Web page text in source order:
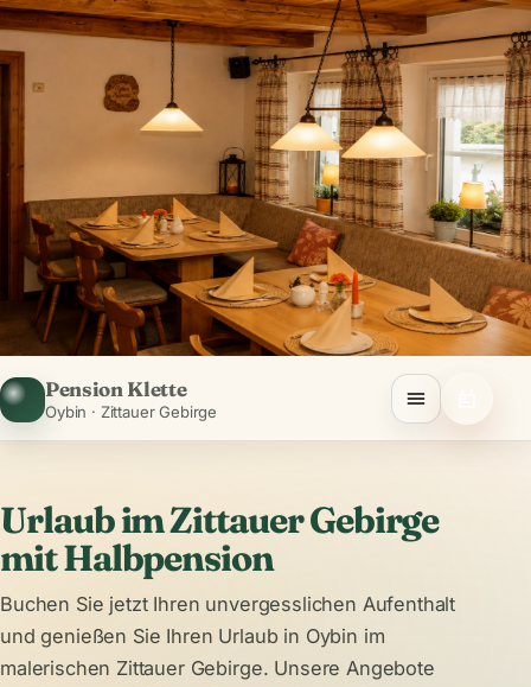
Pension Klette
Oybin · Zittauer Gebirge
Urlaub im Zittauer Gebirge
mit Halbpension
Buchen Sie jetzt Ihren unvergesslichen Aufenthalt
und genießen Sie Ihren Urlaub in Oybin im
malerischen Zittauer Gebirge. Unsere Angebote